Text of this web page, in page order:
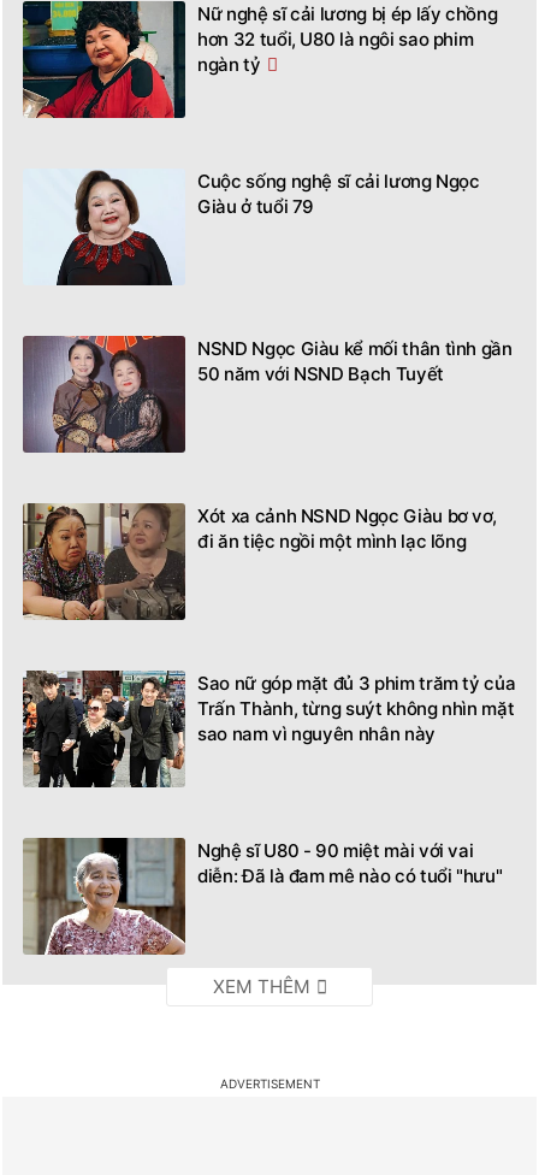
Nữ nghệ sĩ cải lương bị ép lấy chồng
hơn 32 tuổi, U80 là ngôi sao phim
ngàn tỷ
Cuộc sống nghệ sĩ cải lương Ngọc
Giàu ở tuổi 79
NSND Ngọc Giàu kể mối thân tình gần
50 năm với NSND Bạch Tuyết
Xót xa cảnh NSND Ngọc Giàu bơ vơ,
đi ăn tiệc ngồi một mình lạc lõng
Sao nữ góp mặt đủ 3 phim trăm tỷ của
Trấn Thành, từng suýt không nhìn mặt
sao nam vì nguyên nhân này
Nghệ sĩ U80 - 90 miệt mài với vai
diễn: Đã là đam mê nào có tuổi "hưu"